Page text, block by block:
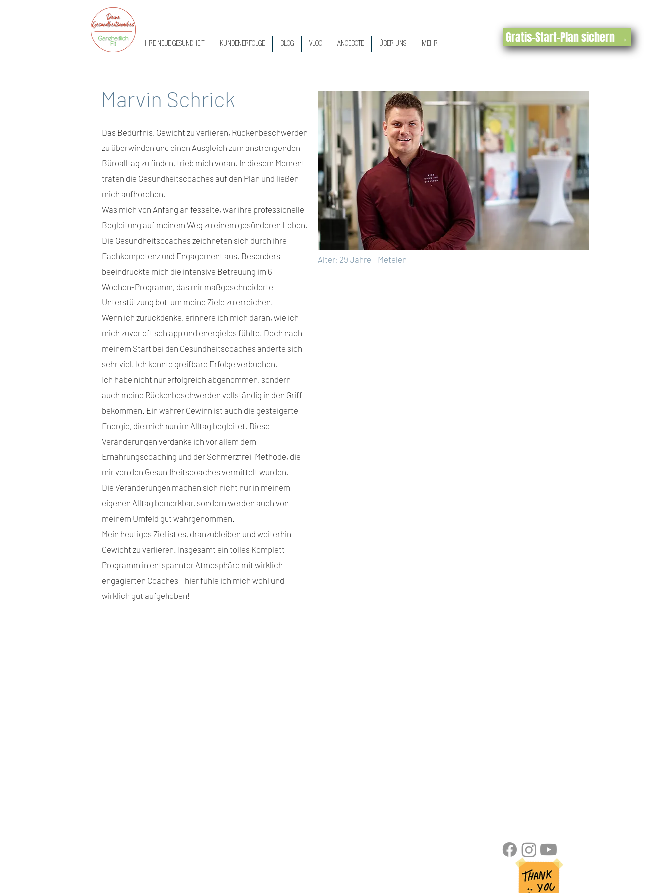
IHRE NEUE GESUNDHEIT KUNDENERFOLGE BLOG VLOG ANGEBOTE ÜBER UNS MEHR Gratis-Start-Plan sichern →
Marvin Schrick
Das Bedürfnis, Gewicht zu verlieren, Rückenbeschwerden
zu überwinden und einen Ausgleich zum anstrengenden
Büroalltag zu finden, trieb mich voran. In diesem Moment
traten die Gesundheitscoaches auf den Plan und ließen
mich aufhorchen.
Was mich von Anfang an fesselte, war ihre professionelle
Begleitung auf meinem Weg zu einem gesünderen Leben.
Die Gesundheitscoaches zeichneten sich durch ihre
Fachkompetenz und Engagement aus. Besonders
beeindruckte mich die intensive Betreuung im 6-
Wochen-Programm, das mir maßgeschneiderte
Unterstützung bot, um meine Ziele zu erreichen.
Wenn ich zurückdenke, erinnere ich mich daran, wie ich
mich zuvor oft schlapp und energielos fühlte. Doch nach
meinem Start bei den Gesundheitscoaches änderte sich
sehr viel. Ich konnte greifbare Erfolge verbuchen.
Ich habe nicht nur erfolgreich abgenommen, sondern
auch meine Rückenbeschwerden vollständig in den Griff
bekommen. Ein wahrer Gewinn ist auch die gesteigerte
Energie, die mich nun im Alltag begleitet. Diese
Veränderungen verdanke ich vor allem dem
Ernährungscoaching und der Schmerzfrei-Methode, die
mir von den Gesundheitscoaches vermittelt wurden.
Die Veränderungen machen sich nicht nur in meinem
eigenen Alltag bemerkbar, sondern werden auch von
meinem Umfeld gut wahrgenommen.
Mein heutiges Ziel ist es, dranzubleiben und weiterhin
Gewicht zu verlieren. Insgesamt ein tolles Komplett-
Programm in entspannter Atmosphäre mit wirklich
engagierten Coaches - hier fühle ich mich wohl und
wirklich gut aufgehoben!
Alter: 29 Jahre - Metelen